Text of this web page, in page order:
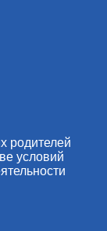
родителей
условий